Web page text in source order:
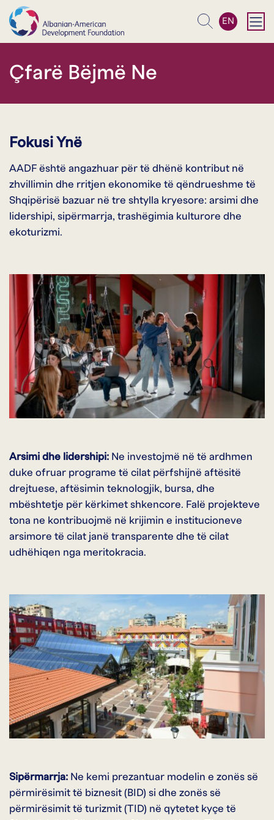
Kërko
EN
Çfarë Bëjmë Ne
Fokusi Ynë
AADF është angazhuar për të dhënë kontribut në
zhvillimin dhe rritjen ekonomike të qëndrueshme të
Shqipërisë bazuar në tre shtylla kryesore: arsimi dhe
lidershipi, sipërmarrja, trashëgimia kulturore dhe
ekoturizmi.
Arsimi dhe lidershipi: Ne investojmë në të ardhmen
duke ofruar programe të cilat përfshijnë aftësitë
drejtuese, aftësimin teknologjik, bursa, dhe
mbështetje për kërkimet shkencore. Falë projekteve
tona ne kontribuojmë në krijimin e institucioneve
arsimore të cilat janë transparente dhe të cilat
udhëhiqen nga meritokracia.
Sipërmarrja: Ne kemi prezantuar modelin e zonës së
përmirësimit të biznesit (BID) si dhe zonës së
përmirësimit të turizmit (TID) në qytetet kyçe të